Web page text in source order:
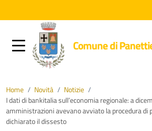
Comune di
Home / Novità / Notizie /
I dati di bankitalia sull’economia regionale: a
amministrazioni avevano avviato la procedura di
dichiarato il dissesto